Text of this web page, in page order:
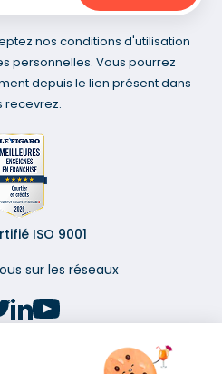
nos conditions d'utilisation
personnelles. Vous pourrez
depuis le lien présent dans
recevrez.
ISO 9001
sur les réseaux